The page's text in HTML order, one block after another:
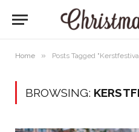
Home » Posts Tagged
BROWSING: